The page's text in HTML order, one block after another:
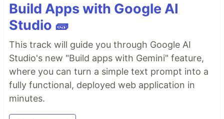
Build Apps with Google AI
Studio 🧱
This track will guide you through Google AI
Studio's new "Build apps with Gemini" feature,
where you can turn a simple text prompt into a
fully functional, deployed web application in
minutes.